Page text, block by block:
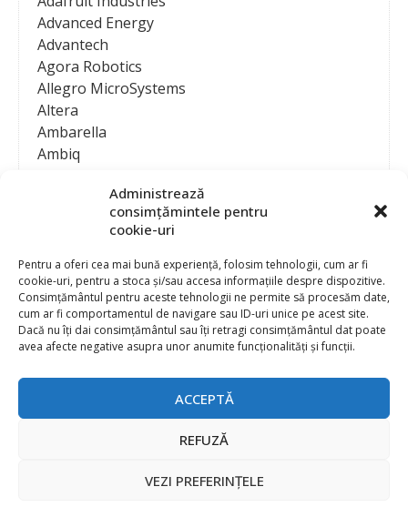
Administrează
consimțămintele pentru
cookie-uri
Pentru a oferi cea mai bună experiență, folosim tehnologii, cum ar fi
cookie-uri, pentru a stoca și/sau accesa informațiile despre dispozitive.
Consimțământul pentru aceste tehnologii ne permite să procesăm date,
cum ar fi comportamentul de navigare sau ID-uri unice pe acest site.
Dacă nu îți dai consimțământul sau îți retragi consimțământul dat poate
avea afecte negative asupra unor anumite funcționalități și funcții.
ACCEPTĂ
REFUZĂ
VEZI PREFERINȚELE
Advanced Energy
Advantech
Agora Robotics
Allegro MicroSystems
Altera
Ambarella
Ambiq
Analog Devices
Anritsu Corporation
Ansys
APS
Arduino
Arm
Asentics
ATEN International
ATTEND Technology
Contact
Publicitate
Abonament la revista “Electronica Azi”